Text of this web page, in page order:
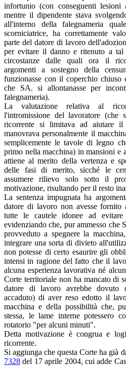
infortunio (con conseguenti lesioni
mentre il dipendente stava
all'interno della falegnameria
scorniciatrice, ha correttamente
parte del datore di lavoro
per evitare il danno e ritenuto a
circostanze dalle quali ora il
argomenti a sostegno della
funzionasse con il coperchio chiuso
che SA. si allontanasse per
falegnameria).
La valutazione relativa al
l'intromissione del lavoratore (che
ricorrente si limitava ad aiutare
manovrava personalmente il
semplicemente le tavole di legno
primo nella macchina) in mansioni e
attiene al merito della vertenza e
delle fasi di merito, sicché le
assumere rilievo solo sotto il
motivazione, risultando per il resto
La sentenza impugnata ha
datore di lavoro non avesse fornito
tutte le cautele idonee ad
evidenziando che, pur ammesso che
provveduto a spegnere la
integrare una sorta di divieto
non potesse di certo esaurire gli
intensi in ragione del fatto che il
alcuna esperienza lavorativa né
Corte territoriale non ha mancato di
datore di lavoro avrebbe dovuto
accaduto) di aver reso edotto il
macchina e della possibilità che,
stessa, le lame interne potessero
rotatorio "per alcuni minuti".
Detta motivazione è congrua e
ricorrente.
Si aggiunga che questa Corte ha già
7328 del 17 aprile 2004, cui adde